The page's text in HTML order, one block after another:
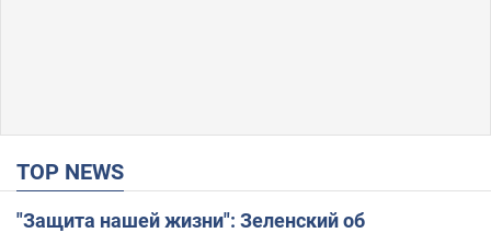
TOP NEWS
"Защита нашей жизни": Зеленский об